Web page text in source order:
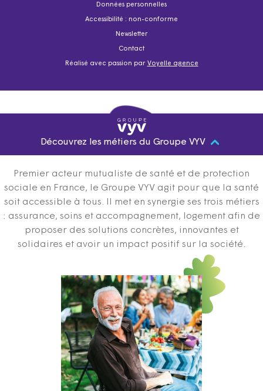
Données personnelles
Accessibilité : non-conforme
Newsletter
Contact
Réalisé avec passion par Voyelle agence
Découvrez les métiers du Groupe VYV
Premier acteur mutualiste de santé et de protection
sociale en France, le Groupe VYV agit pour que la santé
soit accessible à tous. Il met en synergie ses trois métiers
: assurance, soins et accompagnement, logement afin de
proposer des solutions concrètes, innovantes et
solidaires et avoir un impact positif sur la société.